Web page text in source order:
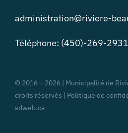
administration@riviere-
Téléphone: (450)-269-2931
© 2016 – 2026 | Municipalité de
droits réservés | Politique de
sdweb.ca